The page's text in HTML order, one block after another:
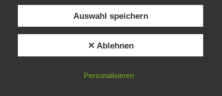
Auswahl speichern
✕ Ablehnen
Personalisieren